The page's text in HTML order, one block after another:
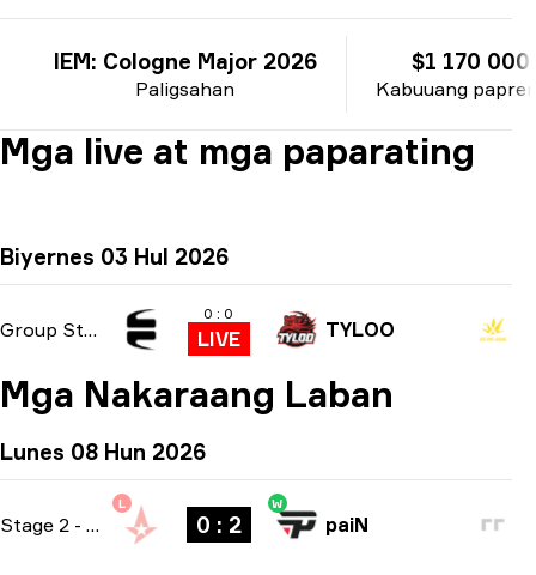
Paligsahan
IEM: Cologne Major 2026
Kabuuang
$1 170 000
Mga live at mga paparating
Biyernes 03 Hul 2026
Group Stage
0 : 0
LIVE TYLOO
Mga Nakaraang Laban
Lunes 08 Hun 2026
Stage 2 - bo3
L
0 : 2
W
paiN